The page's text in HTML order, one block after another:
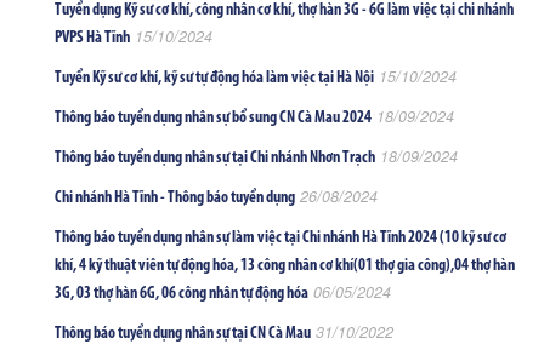
Tuyển dụng Kỹ sư cơ khí, công nhân cơ khí, thợ hàn 3G - 6G làm việc tại chi nhánh
PVPS Hà Tĩnh 15/10/2024
Tuyển Kỹ sư cơ khí, kỹ sư tự động hóa làm việc tại Hà Nội 15/10/2024
Thông báo tuyển dụng nhân sự bổ sung CN Cà Mau 2024 18/09/2024
Thông báo tuyển dụng nhân sự tại Chi nhánh Nhơn Trạch 18/09/2024
Chi nhánh Hà Tĩnh - Thông báo tuyển dụng 26/08/2024
Thông báo tuyển dụng nhân sự làm việc tại Chi nhánh Hà Tĩnh 2024 (10 kỹ sư cơ
khí, 4 kỹ thuật viên tự động hóa, 13 công nhân cơ khí(01 thợ gia công),04 thợ hàn
3G, 03 thợ hàn 6G, 06 công nhân tự động hóa 06/05/2024
Thông báo tuyển dụng nhân sự tại CN Cà Mau 31/10/2022